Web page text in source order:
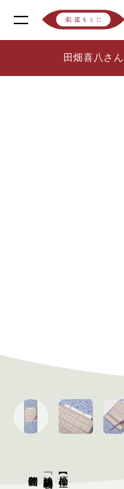
田畑喜八さ
【松原伸生 人間国宝認定記念展】